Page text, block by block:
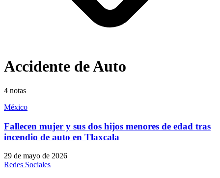
Accidente de Auto
4 notas
México
Fallecen mujer y sus dos hijos menores de edad tras
incendio de auto en Tlaxcala
29 de mayo de 2026
Redes Sociales